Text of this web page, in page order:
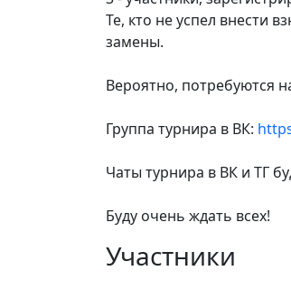
Те, кто не успел внести
замены.
Вероятно, потребуются
Группа турнира в ВК:
Чаты турнира в ВК и ТГ
Буду очень ждать всех!
Участники